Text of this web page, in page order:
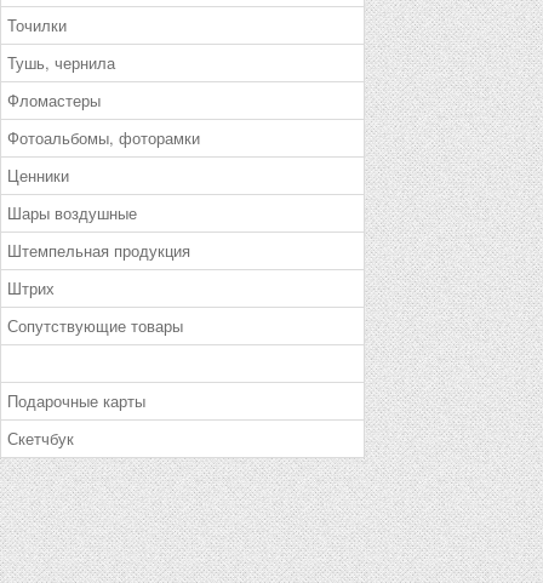
Точилки
Тушь, чернила
Фломастеры
Фотоальбомы, фоторамки
Ценники
Шары воздушные
Штемпельная продукция
Штрих
Сопутствующие товары
Подарочные карты
Скетчбук